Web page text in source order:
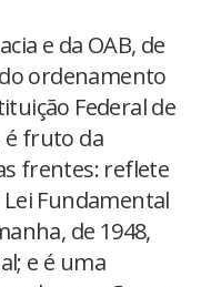
e da OAB, de
ordenamento
Federal de
é fruto da
frentes: reflete
Fundamental
de 1948,
e é uma